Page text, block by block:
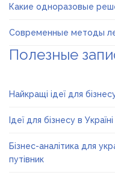
Какие одноразовые
Современные методы
Полезные
Найкращі ідеї для
Ідеї для бізнесу в
Бізнес-аналітика для
путівник